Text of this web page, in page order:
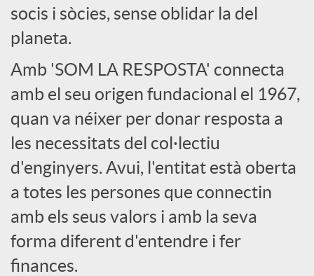
l
s
socis i sòcies, sense oblidar la del
planeta.
Amb 'SOM LA RESPOSTA' connecta
amb el seu origen fundacional el 1967,
quan va néixer per donar resposta a
les necessitats del col·lectiu
d'enginyers. Avui, l'entitat està oberta
a totes les persones que connectin
amb els seus valors i amb la seva
forma diferent d'entendre i fer
finances.